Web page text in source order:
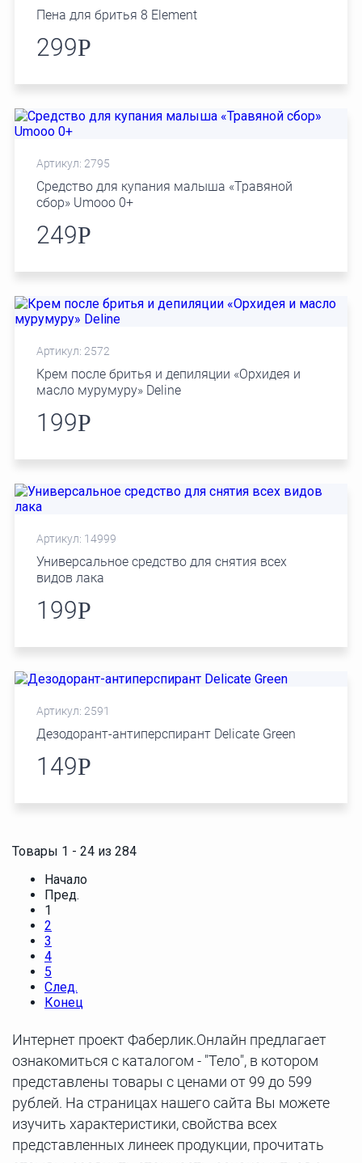
Пена для бритья 8 Element
299Р
Артикул: 2795
Средство для купания малыша «Травяной
сбор» Umooo 0+
249Р
Артикул: 2572
Крем после бритья и депиляции «Орхидея и
масло мурумуру» Deline
199Р
Артикул: 14999
Универсальное средство для снятия всех
видов лака
199Р
Артикул: 2591
Дезодорант-антиперспирант Delicate Green
149Р
Товары 1 - 24 из 284
Начало
Пред.
1
2
3
4
5
След.
Конец
Интернет проект Фаберлик.Онлайн предлагает
ознакомиться с каталогом - "Тело", в котором
представлены товары с ценами от 99 до 599
рублей. На страницах нашего сайта Вы можете
изучить характеристики, свойства всех
представленных линеек продукции, прочитать